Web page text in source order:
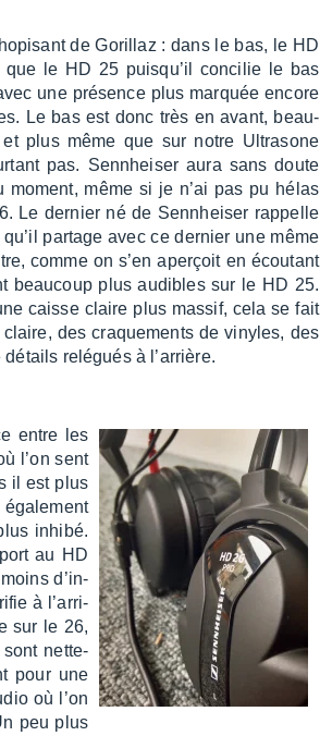
de Gorillaz : dans le bas, le HD
le HD 25 puisqu’il conci­lie le bas
une présence plus marquée encore
Le bas est donc très en avant, beau­
plus même que sur notre Ultra­sone
pas. Senn­hei­ser aura sans doute
même si je n’ai pas pu hélas
Le dernier né de Senn­hei­ser rappelle
partage avec ce dernier une même
comme on s’en aperçoit en écou­tant
beau­coup plus audibles sur le HD 25.
caisse claire plus massif, cela se fait
des craque­ments de vinyles, des
relé­gués à l’ar­rière.
entre les
l’on sent
il est plus
inhibé.
au HD
d’in­
à l’ar­ri­
sur le 26,
sont nette­
pour une
où l’on
peu plus